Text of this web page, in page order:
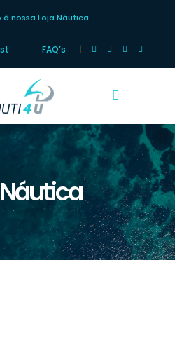
à nossa Loja Náutica
FAQ’s